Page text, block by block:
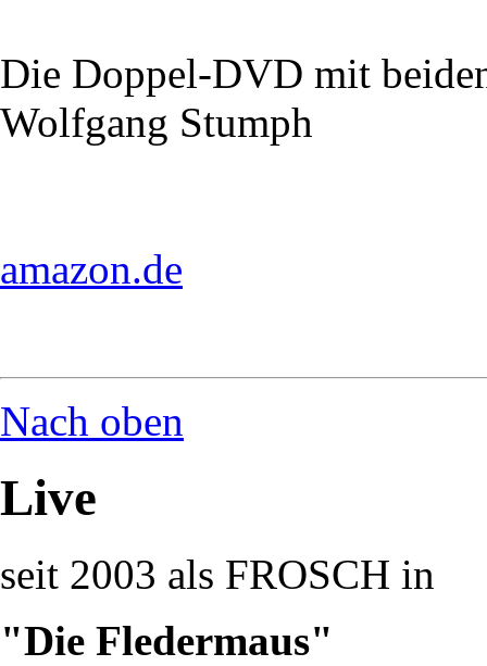
Die Doppel-DVD mit
Wolfgang Stumph
amazon.de
Nach oben
Live
seit 2003 als FROSCH in
"Die Fledermaus"